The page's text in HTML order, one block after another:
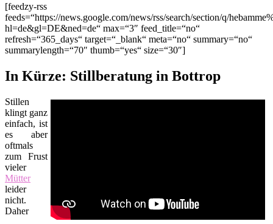
[feedzy-rss
feeds=“https://news.google.com/news/rss/search/section/q/
hl=de&gl=DE&ned=de“ max=“3″ feed_title=“no“
refresh=“365_days“ target=“_blank“ meta=“no“ summary=“no“
summarylength=“70″ thumb=“yes“ size=“30″]
In Kürze: Stillberatung in Bottrop
Stillen
klingt ganz
einfach, ist
es aber
oftmals
zum Frust
vieler
Mütter
leider
nicht.
Daher